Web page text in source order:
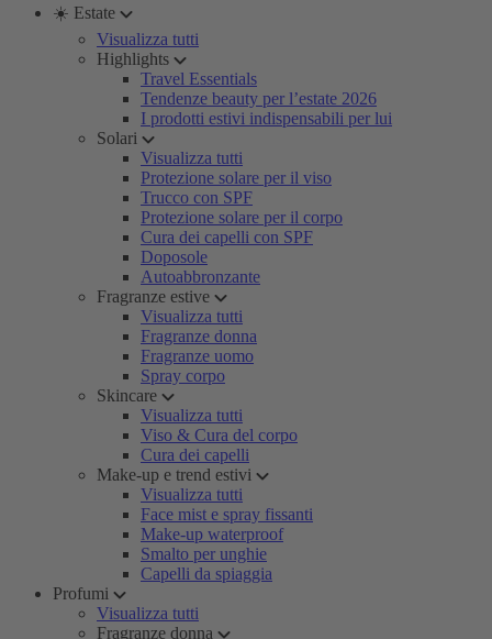
☀️ Estate
Visualizza tutti
Highlights
Travel Essentials
Tendenze beauty per l’estate 2026
I prodotti estivi indispensabili per lui
Solari
Visualizza tutti
Protezione solare per il viso
Trucco con SPF
Protezione solare per il corpo
Cura dei capelli con SPF
Doposole
Autoabbronzante
Fragranze estive
Visualizza tutti
Fragranze donna
Fragranze uomo
Spray corpo
Skincare
Visualizza tutti
Viso & Cura del corpo
Cura dei capelli
Make-up e trend estivi
Visualizza tutti
Face mist e spray fissanti
Make-up waterproof
Smalto per unghie
Capelli da spiaggia
Profumi
Visualizza tutti
Fragranze donna